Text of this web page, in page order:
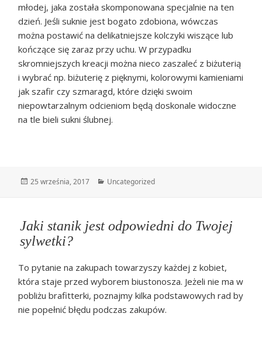
młodej, jaka została skomponowana specjalnie na ten
dzień. Jeśli suknie jest bogato zdobiona, wówczas
można postawić na delikatniejsze kolczyki wiszące lub
kończące się zaraz przy uchu. W przypadku
skromniejszych kreacji można nieco zaszaleć z biżuterią
i wybrać np. biżuterię z pięknymi, kolorowymi kamieniami
jak szafir czy szmaragd, które dzięki swoim
niepowtarzalnym odcieniom będą doskonale widoczne
na tle bieli sukni ślubnej.
Data
25 września, 2017 Kategorie
Uncategorized
Jaki stanik jest odpowiedni do Twojej
sylwetki?
To pytanie na zakupach towarzyszy każdej z kobiet,
która staje przed wyborem biustonosza. Jeżeli nie ma w
pobliżu brafitterki, poznajmy kilka podstawowych rad by
nie popełnić błędu podczas zakupów.